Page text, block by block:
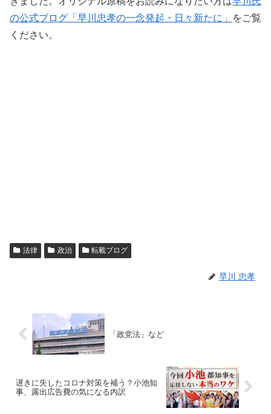
の公式ブログ「早川忠孝の一念発起・日々新たに」
をご覧
ください。
法律 政治 転載ブログ
早川 忠孝
「政党法」など
遅きに失したコロナ対策を補う？小池知
事、露出広告費の気になる内訳